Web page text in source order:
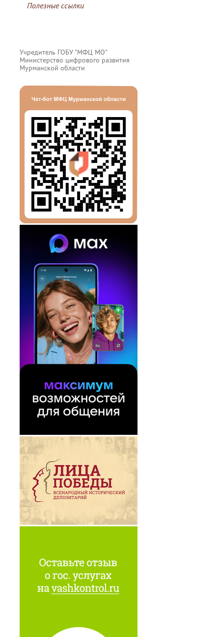
Полезные ссылки
Учредитель ГОБУ "МФЦ МО"
Министерство цифрового развития
Мурманской области